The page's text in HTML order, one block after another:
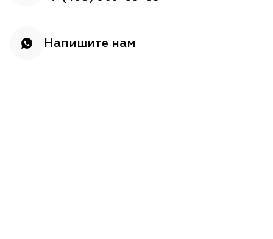
Напишите нам